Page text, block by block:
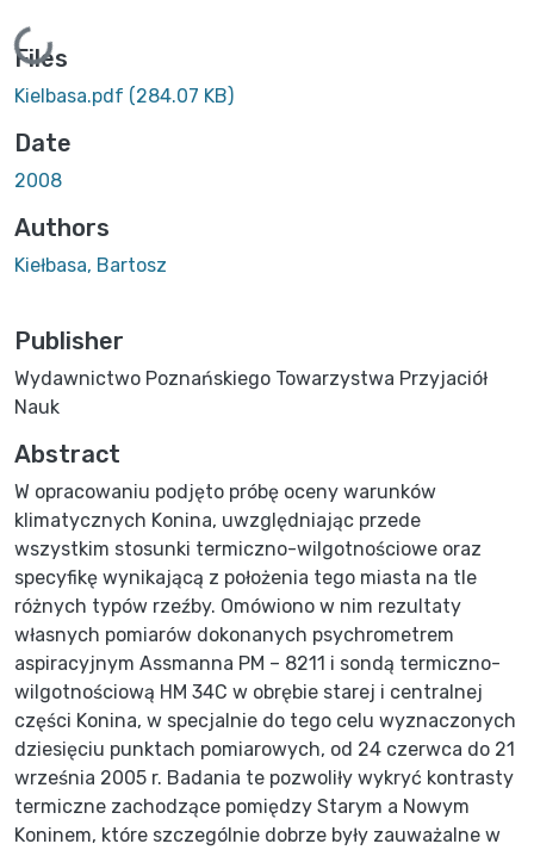
Loading...
Files
Kielbasa.pdf (284.07 KB)
Date
2008
Authors
Kiełbasa, Bartosz
Publisher
Wydawnictwo Poznańskiego Towarzystwa Przyjaciół
Nauk
Abstract
W opracowaniu podjęto próbę oceny warunków
klimatycznych Konina, uwzględniając przede
wszystkim stosunki termiczno-wilgotnościowe oraz
specyfikę wynikającą z położenia tego miasta na tle
różnych typów rzeźby. Omówiono w nim rezultaty
własnych pomiarów dokonanych psychrometrem
aspiracyjnym Assmanna PM – 8211 i sondą termiczno-
wilgotnościową HM 34C w obrębie starej i centralnej
części Konina, w specjalnie do tego celu wyznaczonych
dziesięciu punktach pomiarowych, od 24 czerwca do 21
września 2005 r. Badania te pozwoliły wykryć kontrasty
termiczne zachodzące pomiędzy Starym a Nowym
Koninem, które szczególnie dobrze były zauważalne w